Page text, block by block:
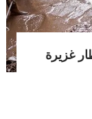
غزيرة